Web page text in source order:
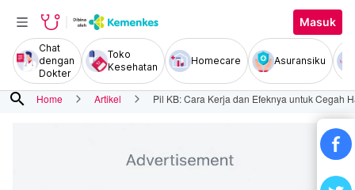
Masuk
Chat
dengan
Dokter
Toko
Kesehatan
Homecare Asuransiku
search Home Artikel Pil KB: Cara Kerja dan Efeknya untuk Cegah